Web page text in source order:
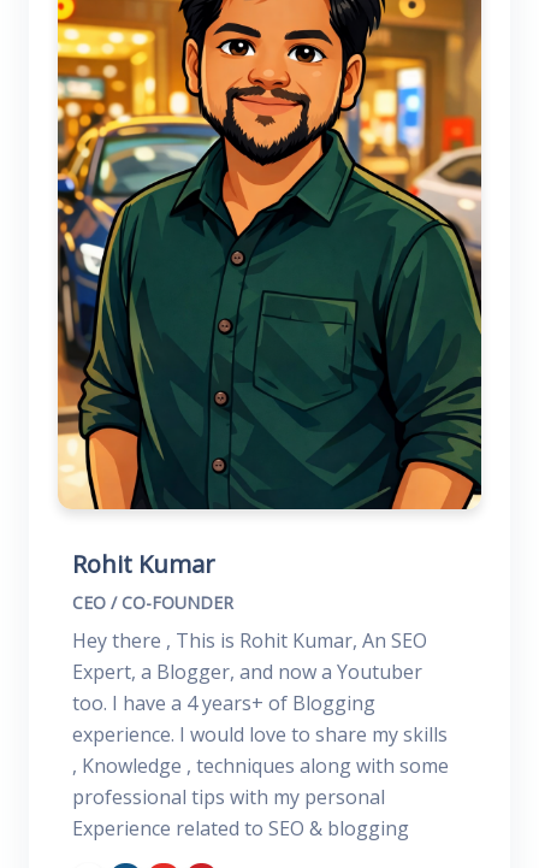
Rohit Kumar
CEO / CO-FOUNDER
Hey there , This is Rohit Kumar, An SEO
Expert, a Blogger, and now a Youtuber
too. I have a 4 years+ of Blogging
experience. I would love to share my skills
, Knowledge , techniques along with some
professional tips with my personal
Experience related to SEO & blogging